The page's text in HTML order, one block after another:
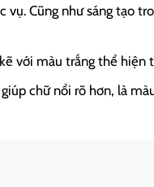
vụ. Cũng như sáng tạo
với màu trắng thể
chữ nổi rõ hơn, là